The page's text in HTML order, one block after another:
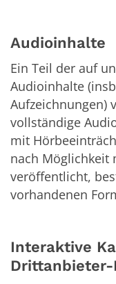
Audioinhalte
Ein Teil der auf
Audioinhalte
Aufzeichnungen)
vollständige
mit
nach Möglichkeit
veröffentlicht,
vorhandenen
Interaktive
Drittanbieter-